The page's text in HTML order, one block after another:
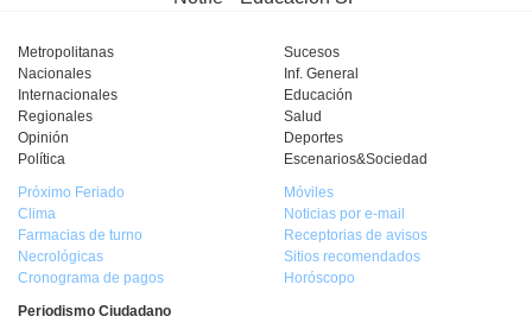
Metropolitanas
Nacionales
Internacionales
Regionales
Opinión
Política
Sucesos
Inf. General
Educación
Salud
Deportes
Escenarios&Sociedad
Próximo Feriado
Clima
Farmacias de turno
Necrológicas
Cronograma de pagos
Móviles
Noticias por e-mail
Receptorias de avisos
Sitios recomendados
Horóscopo
Periodismo Ciudadano